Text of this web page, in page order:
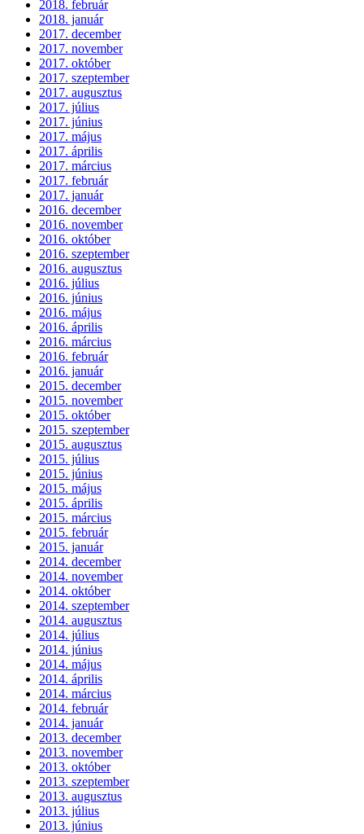
2018. február
2018. január
2017. december
2017. november
2017. október
2017. szeptember
2017. augusztus
2017. július
2017. június
2017. május
2017. április
2017. március
2017. február
2017. január
2016. december
2016. november
2016. október
2016. szeptember
2016. augusztus
2016. július
2016. június
2016. május
2016. április
2016. március
2016. február
2016. január
2015. december
2015. november
2015. október
2015. szeptember
2015. augusztus
2015. július
2015. június
2015. május
2015. április
2015. március
2015. február
2015. január
2014. december
2014. november
2014. október
2014. szeptember
2014. augusztus
2014. július
2014. június
2014. május
2014. április
2014. március
2014. február
2014. január
2013. december
2013. november
2013. október
2013. szeptember
2013. augusztus
2013. július
2013. június